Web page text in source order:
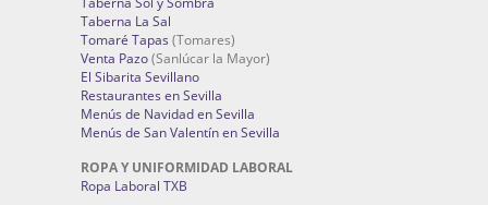
Taberna La Sal
Tomaré Tapas (Tomares)
Venta Pazo(Sanlúcar la Mayor)
El Sibarita Sevillano
Restaurantes en Sevilla
Menús de Navidad en Sevilla
Menús de San Valentín en Sevilla
ROPA Y UNIFORMIDAD LABORAL
Ropa Laboral TXB